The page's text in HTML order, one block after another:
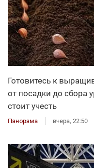
Готовитесь к
от посадки до сбора
стоит учесть
Панорама вчера, 22:50